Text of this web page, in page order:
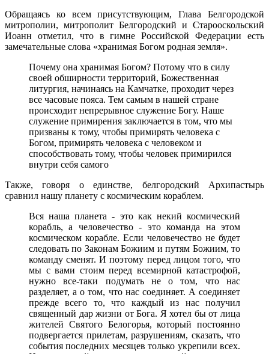
Обращаясь ко всем присутствующим, Глава Белгородской
митрополии, митрополит Белгородский и Старооскольский
Иоанн отметил, что в гимне Российской Федерации есть
замечательные слова «хранимая Богом родная земля».
Почему она хранимая Богом? Потому что в силу
своей обширности территорий, Божественная
литургия, начинаясь на Камчатке, проходит через
все часовые пояса. Тем самым в нашей стране
происходит непрерывное служение Богу. Наше
служение примирения заключается в том, что мы
призваны к тому, чтобы примирять человека с
Богом, примирять человека с человеком и
способствовать тому, чтобы человек примирился
внутри себя самого
Также, говоря о единстве, белгородский Архипастырь
сравнил нашу планету с космическим кораблем.
Вся наша планета - это как некий космический
корабль, а человечество - это команда на этом
космическом корабле. Если человечество не будет
следовать по Законам Божиим и путям Божиим, то
команду сменят. И поэтому перед лицом того, что
мы с вами стоим перед всемирной катастрофой,
нужно все-таки подумать не о том, что нас
разделяет, а о том, что нас соединяет. А соединяет
прежде всего то, что каждый из нас получил
священный дар жизни от Бога. Я хотел бы от лица
жителей Святого Белогорья, который постоянно
подвергается прилетам, разрушениям, сказать, что
события последних месяцев только укрепили всех.